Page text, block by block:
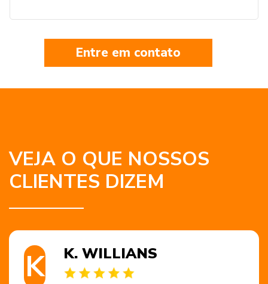
Entre em contato
VEJA O QUE NOSSOS
CLIENTES DIZEM
K K. WILLIANS